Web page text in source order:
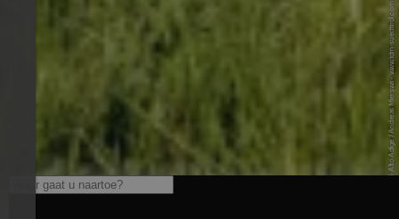
© IDM Südtirol-Alto Adige / Andreas Mierswa - www.idm-suedtirol.com